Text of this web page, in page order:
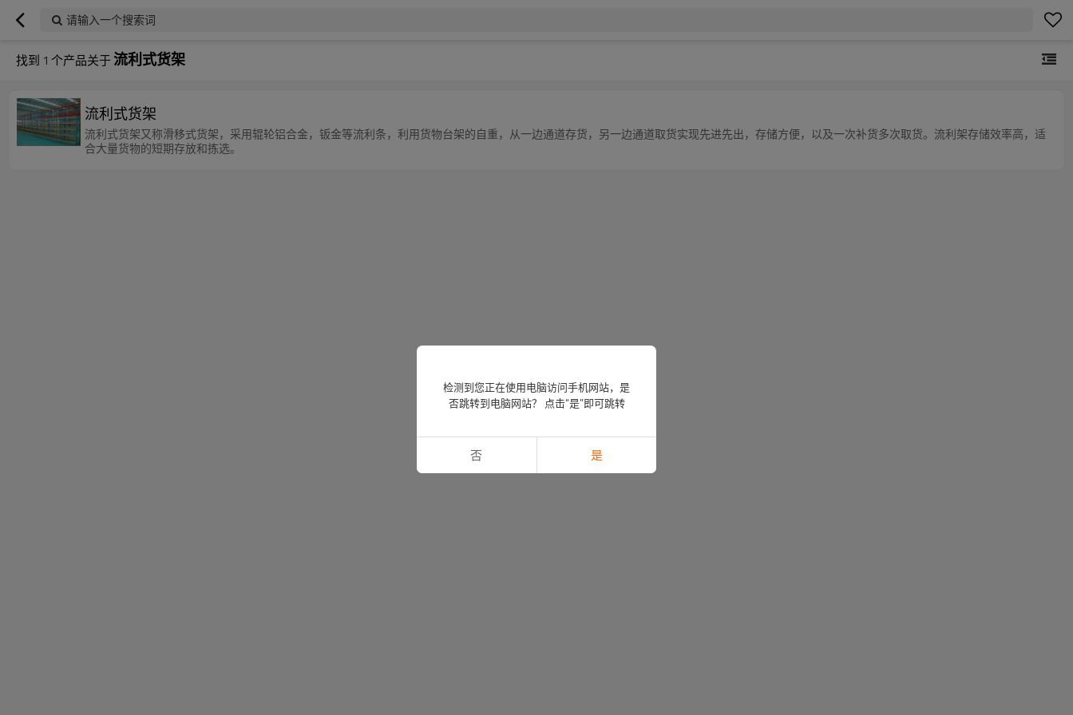
请输入一个搜索词
找到 1 个产品关于流利式货架
流利式货架
流利式货架又称滑移式货架，采用辊轮铝合金，钣金等流利条，利用货物台架的自重，从一边通道存货，另一边通道取货实现先进先出，存储方便，以及一次补货多次取货。流利架存储效率高，适
合大量货物的短期存放和拣选。
检测到您正在使用电脑访问手机网站，是
否跳转到电脑网站？ 点击“是”即可跳转
否 是